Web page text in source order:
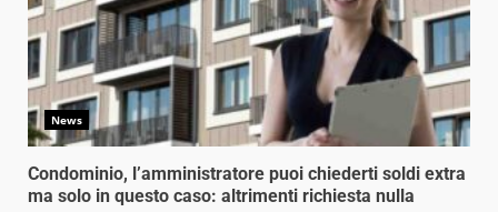
News
Condominio, l’amministratore puoi chiederti soldi extra
ma solo in questo caso: altrimenti richiesta nulla